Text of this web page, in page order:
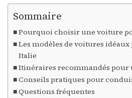
Sommaire
Pourquoi choisir une voiture
Les modèles de voitures
Italie
Itinéraires recommandés pour
Conseils pratiques pour
Questions fréquentes